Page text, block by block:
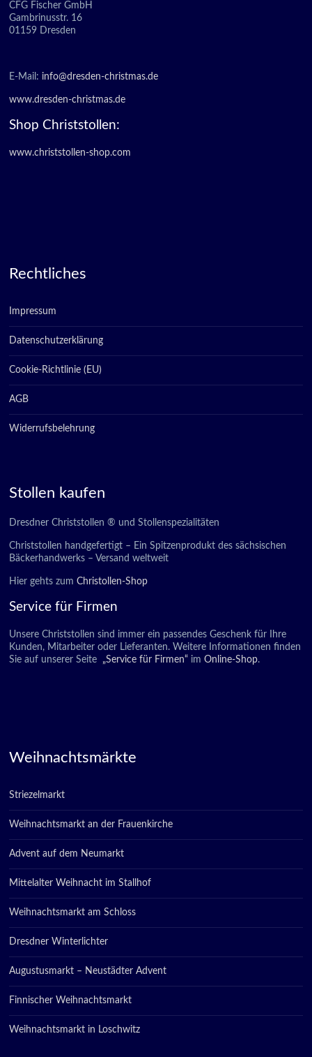
CFG Fischer GmbH
Gambrinusstr. 16
01159 Dresden
E-Mail: info@dresden-christmas.de
www.dresden-christmas.de
Shop Christstollen:
www.christstollen-shop.com
Rechtliches
Impressum
Datenschutzerklärung
Cookie-Richtlinie (EU)
AGB
Widerrufsbelehrung
Stollen kaufen
Dresdner Christstollen ® und Stollenspezialitäten
Christstollen handgefertigt – Ein Spitzenprodukt des sächsischen
Bäckerhandwerks – Versand weltweit
Hier gehts zumChristollen-Shop
Service für Firmen
Unsere Christstollen sind immer ein passendes Geschenk für Ihre
Kunden, Mitarbeiter oder Lieferanten. Weitere Informationen finden
Sie auf unserer Seite
„Service für Firmen“ im Online-Shop.
Weihnachtsmärkte
Striezelmarkt
Weihnachtsmarkt an der Frauenkirche
Advent auf dem Neumarkt
Mittelalter Weihnacht im Stallhof
Weihnachtsmarkt am Schloss
Dresdner Winterlichter
Augustusmarkt – Neustädter Advent
Finnischer Weihnachtsmarkt
Weihnachtsmarkt in Loschwitz